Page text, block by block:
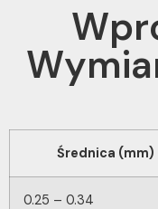
Średnica (mm)
0.25 – 0.34